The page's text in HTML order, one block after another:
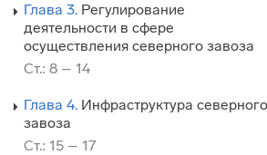
Глава 3. Регулирование
деятельности в сфере
осуществления северного завоза
Ст.: 8 – 14
Глава 4. Инфраструктура северного
завоза
Ст.: 15 – 17